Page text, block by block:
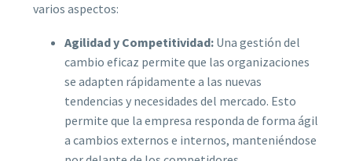
varios aspectos:
Agilidad y Competitividad: Una gestión del
cambio eficaz permite que las organizaciones
se adapten rápidamente a las nuevas
tendencias y necesidades del mercado. Esto
permite que la empresa responda de forma ágil
a cambios externos e internos, manteniéndose